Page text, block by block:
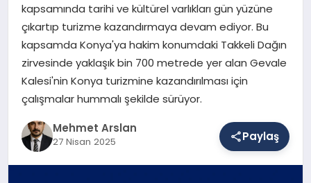
MAGAZIN
SAĞLIK
EĞITIM
kapsamında tarihi ve kültürel varlıkları gün yüzüne
çıkartıp turizme kazandırmaya devam ediyor. Bu
kapsamda Konya'ya hakim konumdaki Takkeli Dağın
zirvesinde yaklaşık bin 700 metrede yer alan Gevale
Kalesi'nin Konya turizmine kazandırılması için
çalışmalar hummalı şekilde sürüyor.
Mehmet Arslan
27 Nisan 2025 Paylaş